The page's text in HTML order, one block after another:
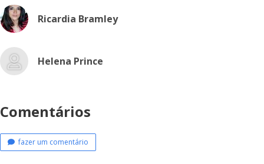
Ricardia Bramley
Helena Prince
Comentários
fazer um comentário